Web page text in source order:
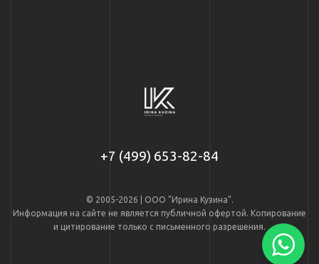
+7 (499) 653-82-84
© 2005-2026 | ООО "Ирина Кузина".
Информация на сайте не является публичной офертой. Копирование
и цитирование только с письменного разрешения.